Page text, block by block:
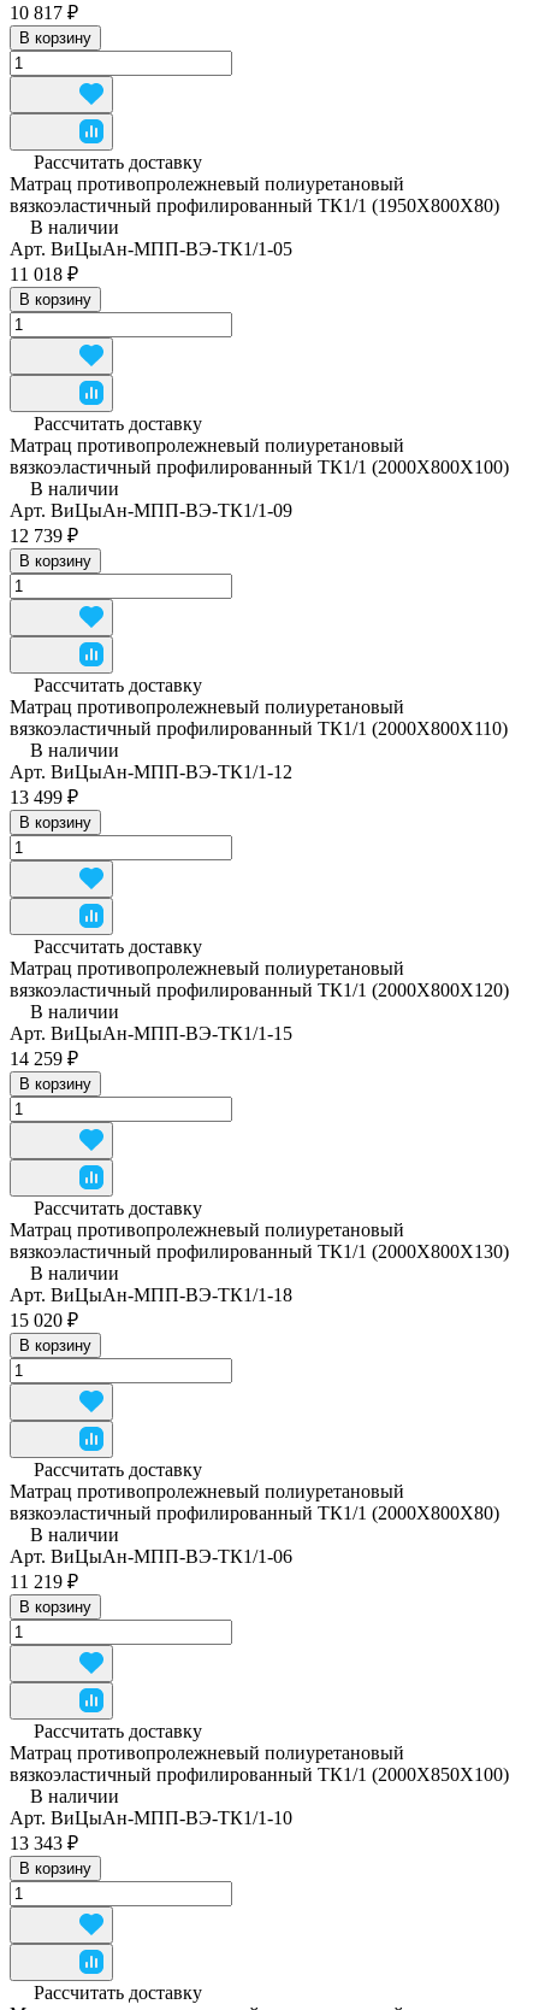
10 817 ₽
В корзину
Рассчитать доставку
Матрац противопролежневый полиуретановый
вязкоэластичный профилированный ТК1/1 (1950Х800Х80)
В наличии
Арт. ВиЦыАн-МПП-ВЭ-ТК1/1-05
11 018 ₽
В корзину
Рассчитать доставку
Матрац противопролежневый полиуретановый
вязкоэластичный профилированный ТК1/1 (2000Х800Х100)
В наличии
Арт. ВиЦыАн-МПП-ВЭ-ТК1/1-09
12 739 ₽
В корзину
Рассчитать доставку
Матрац противопролежневый полиуретановый
вязкоэластичный профилированный ТК1/1 (2000Х800Х110)
В наличии
Арт. ВиЦыАн-МПП-ВЭ-ТК1/1-12
13 499 ₽
В корзину
Рассчитать доставку
Матрац противопролежневый полиуретановый
вязкоэластичный профилированный ТК1/1 (2000Х800Х120)
В наличии
Арт. ВиЦыАн-МПП-ВЭ-ТК1/1-15
14 259 ₽
В корзину
Рассчитать доставку
Матрац противопролежневый полиуретановый
вязкоэластичный профилированный ТК1/1 (2000Х800Х130)
В наличии
Арт. ВиЦыАн-МПП-ВЭ-ТК1/1-18
15 020 ₽
В корзину
Рассчитать доставку
Матрац противопролежневый полиуретановый
вязкоэластичный профилированный ТК1/1 (2000Х800Х80)
В наличии
Арт. ВиЦыАн-МПП-ВЭ-ТК1/1-06
11 219 ₽
В корзину
Рассчитать доставку
Матрац противопролежневый полиуретановый
вязкоэластичный профилированный ТК1/1 (2000Х850Х100)
В наличии
Арт. ВиЦыАн-МПП-ВЭ-ТК1/1-10
13 343 ₽
В корзину
Рассчитать доставку